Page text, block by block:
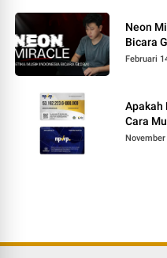
Neon
Bicara
Februari
Apakah
Cara
November